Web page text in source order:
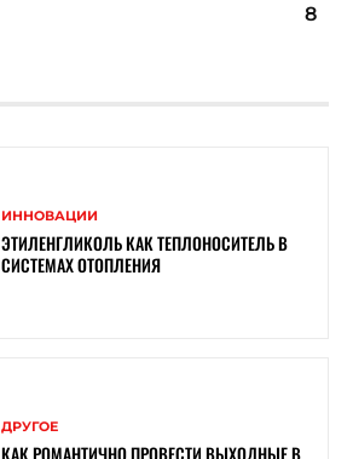
8
ИННОВАЦИИ
ЭТИЛЕНГЛИКОЛЬ КАК ТЕПЛОНОСИТЕЛЬ В
СИСТЕМАХ ОТОПЛЕНИЯ
ДРУГОЕ
КАК РОМАНТИЧНО ПРОВЕСТИ ВЫХОДНЫЕ В